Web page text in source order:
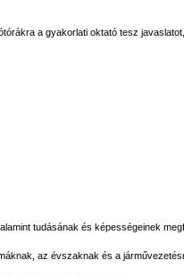
a gyakorlati oktató tesz
tudásának és képességeinek
az évszaknak és a